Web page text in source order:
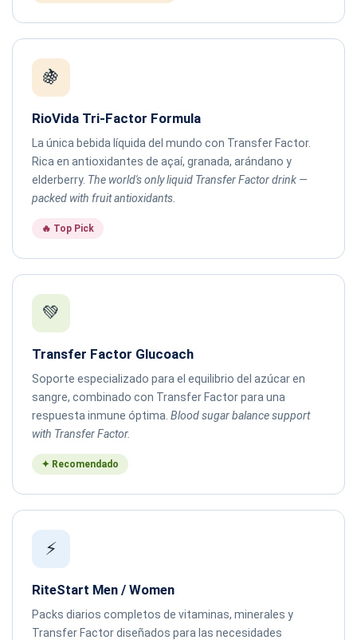
🍇
RioVida Tri-Factor Formula
La única bebida líquida del mundo con Transfer Factor.
Rica en antioxidantes de açaí, granada, arándano y
elderberry. The world's only liquid Transfer Factor drink —
packed with fruit antioxidants.
🔥 Top Pick
💚
Transfer Factor Glucoach
Soporte especializado para el equilibrio del azúcar en
sangre, combinado con Transfer Factor para una
respuesta inmune óptima. Blood sugar balance support
with Transfer Factor.
✦ Recomendado
⚡
RiteStart Men / Women
Packs diarios completos de vitaminas, minerales y
Transfer Factor diseñados para las necesidades